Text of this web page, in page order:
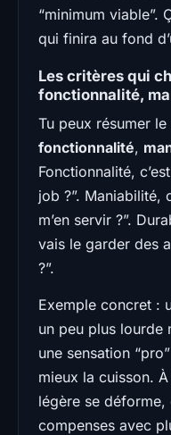
“minimum viable”.
qui finira au fond
Les critères qui
fonctionnalité,
Tu peux résumer
fonctionnalité,
Fonctionnalité,
job ?”. Maniabilité,
m’en servir ?”.
vais le garder des
?”.
Exemple concret :
un peu plus lourde
une sensation
mieux la cuisson.
légère se
compenses avec